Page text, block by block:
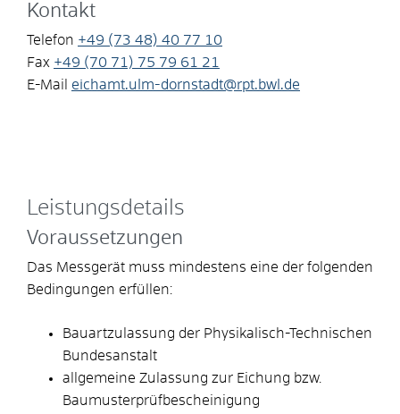
Kontakt
Telefon +49 (73 48) 40 77 10
Fax +49 (70 71) 75 79 61
21
E-Mail
eichamt.ulm-dornstadt@rpt.bwl.de
Leistungsdetails
Voraussetzungen
Das Messgerät muss mindestens eine der folgenden
Bedingungen erfüllen:
Bauartzulassung der Physikalisch-Technischen
Bundesanstalt
allgemeine Zulassung zur Eichung bzw.
Baumusterprüfbescheinigung